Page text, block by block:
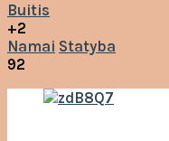
Buitis
+2
Namai Statyba
92